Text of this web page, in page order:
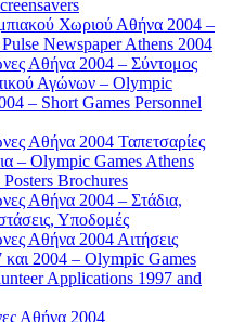
Χωριού Αθήνα 2004 –
Newspaper Athens 2004
Αθήνα 2004 – Σύντομος
Αγώνων – Olympic
– Short Games Personnel
Αθήνα 2004 Ταπετσαρίες
– Olympic Games Athens
Brochures
Αθήνα 2004 – Στάδια,
Υποδομές
Αθήνα 2004 Αιτήσεις
2004 – Olympic Games
Applications 1997 and
Αθήνα 2004